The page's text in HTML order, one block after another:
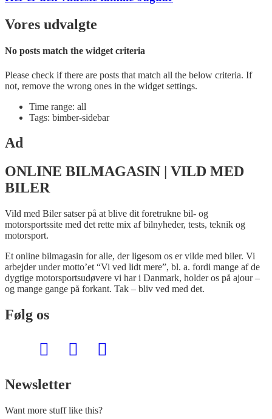
Vores udvalgte
No posts match the widget criteria
Please check if there are posts that match all the below criteria. If
not, remove the wrong ones in the widget settings.
Time range: all
Tags: bimber-sidebar
Ad
ONLINE BILMAGASIN | VILD MED
BILER
Vild med Biler satser på at blive dit foretrukne bil- og
motorsportssite med det rette mix af bilnyheder, tests, teknik og
motorsport.
Et online bilmagasin for alle, der ligesom os er vilde med biler. Vi
arbejder under motto’et “Vi ved lidt mere”, bl. a. fordi mange af de
dygtige motorsportsudøvere vi har i Danmark, holder os på ajour –
og mange gange på forkant. Tak – bliv ved med det.
Følg os
Newsletter
Want more stuff like this?